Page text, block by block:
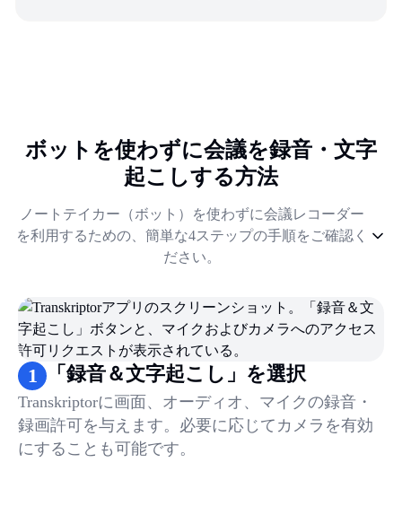
ボットを使わずに会議を録音・文字
起こしする方法
ノートテイカー（ボット）を使わずに会議レコーダー
を利用するための、簡単な4ステップの手順をご確認く
ださい。
2.
言語と出力形式を選択
3.
会議を開始する
4
キャプチャを停止
1 「録音＆文字起こし」を選択
Transkriptorに画面、オーディオ、マイクの録音・
録画許可を与えます。必要に応じてカメラを有効
にすることも可能です。